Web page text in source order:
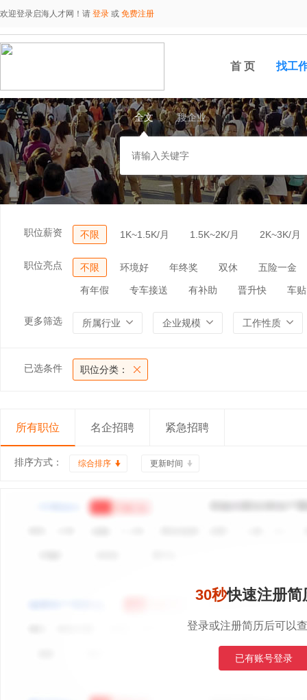
欢迎登录启海人才网！请 登录 或 免费注册
首 页 找工
全文 搜企业
职位薪资 不限 1K~1.5K/月 1.5K~2K/月 2K~3K/月
职位亮点 不限 环境好 年终奖 双休 五险一金
有年假 专车接送 有补助 晋升快 车贴
更多筛选 所属行业 企业规模 工作性质
已选条件 职位分类：
所有职位 名企招聘 紧急招聘
排序方式： 综合排序 更新时间
30秒快速注册简
登录或注册简历后可以
已有账号登录